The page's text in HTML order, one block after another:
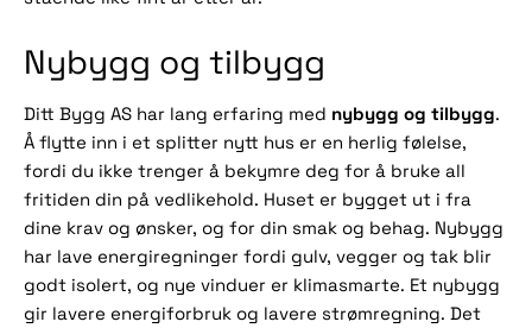
Nybygg og tilbygg
Ditt Bygg AS har lang erfaring med nybygg og tilbygg.
Å flytte inn i et splitter nytt hus er en herlig følelse,
fordi du ikke trenger å bekymre deg for å bruke all
fritiden din på vedlikehold. Huset er bygget ut i fra
dine krav og ønsker, og for din smak og behag. Nybygg
har lave energiregninger fordi gulv, vegger og tak blir
godt isolert, og nye vinduer er klimasmarte. Et nybygg
gir lavere energiforbruk og lavere strømregning. Det